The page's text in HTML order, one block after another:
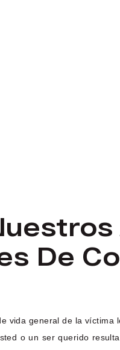
De
vida general de la
o un ser querido